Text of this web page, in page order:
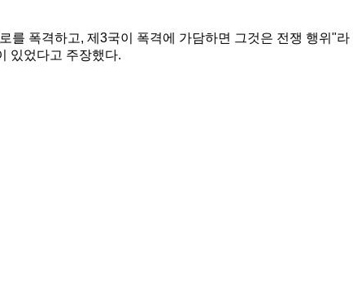
를 폭격하고, 제3국이 폭격에 가담하면 그것은 전쟁 행위"라
있었다고 주장했다.